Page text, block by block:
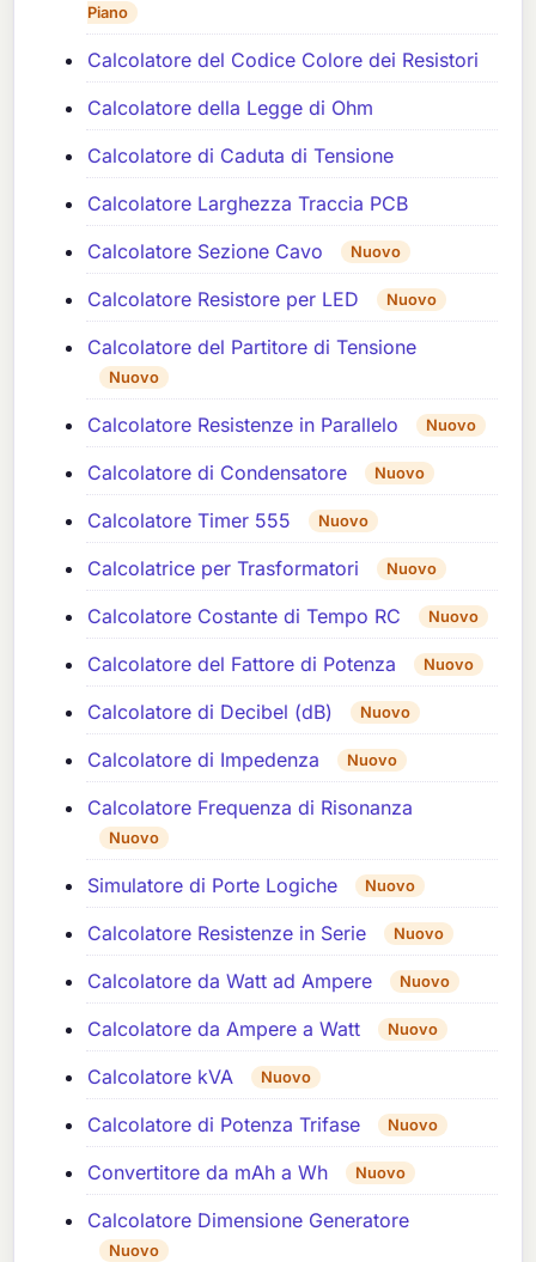
Piano
Calcolatore del Codice Colore dei Resistori
Calcolatore della Legge di Ohm
Calcolatore di Caduta di Tensione
Calcolatore Larghezza Traccia PCB
Calcolatore Sezione Cavo
Nuovo
Calcolatore Resistore per LED Nuovo
Calcolatore del Partitore di Tensione
Nuovo
Calcolatore Resistenze in Parallelo Nuovo
Calcolatore di Condensatore Nuovo
Calcolatore Timer 555 Nuovo
Calcolatrice per Trasformatori Nuovo
Calcolatore Costante di Tempo RC Nuovo
Calcolatore del Fattore di Potenza Nuovo
Calcolatore di Decibel (dB) Nuovo
Calcolatore di Impedenza Nuovo
Calcolatore Frequenza di Risonanza
Nuovo
Simulatore di Porte Logiche Nuovo
Calcolatore Resistenze in Serie Nuovo
Calcolatore da Watt ad Ampere Nuovo
Calcolatore da Ampere a Watt Nuovo
Calcolatore kVA Nuovo
Calcolatore di Potenza Trifase Nuovo
Convertitore da mAh a Wh Nuovo
Calcolatore Dimensione Generatore
Nuovo